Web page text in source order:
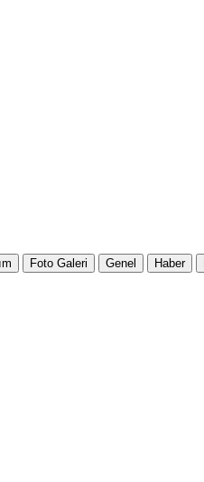
Foto Galeri Genel Haber